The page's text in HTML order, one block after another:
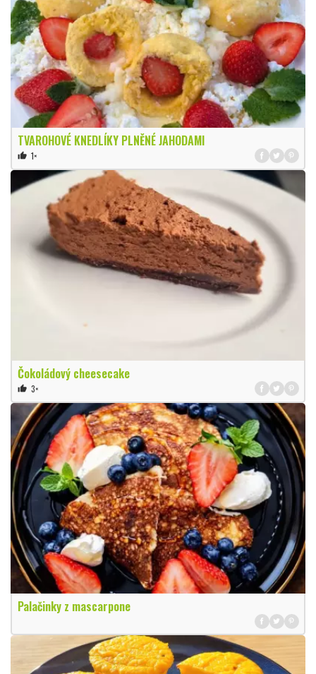
TVAROHOVÉ KNEDLÍKY PLNĚNÉ JAHODAMI
thumb_up 1×
Čokoládový cheesecake
thumb_up 3×
Palačinky z mascarpone